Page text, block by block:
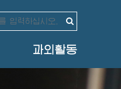
과외활동